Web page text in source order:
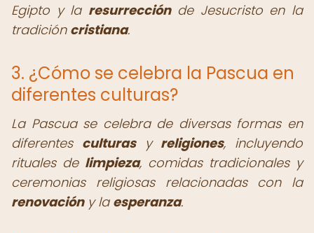
Egipto y la resurrecciónde Jesucristo en la
tradición cristiana.
3. ¿Cómo se celebra la Pascua en
diferentes culturas?
La Pascua se celebra de diversas formas en
diferentes culturasy religiones, incluyendo
rituales de limpieza, comidas tradicionales y
ceremonias religiosas relacionadas con la
renovacióny la esperanza.